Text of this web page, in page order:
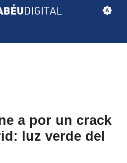
a por un crack
luz verde del